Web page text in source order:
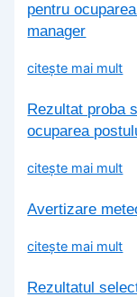
pentru
manager
citește mai mult
Rezultat proba
ocuparea
citește mai mult
Avertizare
citește mai mult
Rezultatul